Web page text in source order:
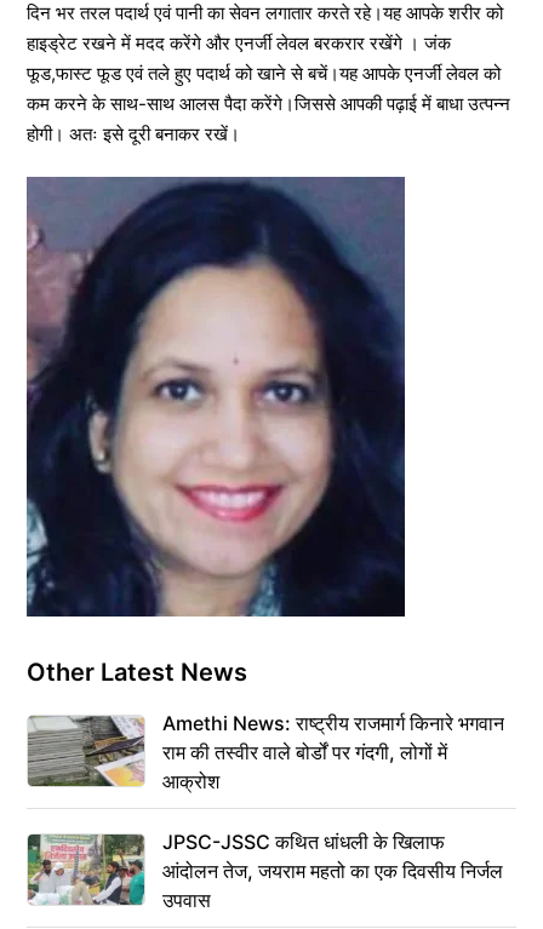
दिन भर तरल पदार्थ एवं पानी का सेवन लगातार करते रहे।यह आपके शरीर को
हाइड्रेट रखने में मदद करेंगे और एनर्जी लेवल बरकरार रखेंगे । जंक
फूड,फास्ट फूड एवं तले हुए पदार्थ को खाने से बचें।यह आपके एनर्जी लेवल को
कम करने के साथ-साथ आलस पैदा करेंगे।जिससे आपकी पढ़ाई में बाधा उत्पन्न
होगी। अतः इसे दूरी बनाकर रखें।
Other Latest News
Amethi News: राष्ट्रीय राजमार्ग किनारे भगवान
राम की तस्वीर वाले बोर्डों पर गंदगी, लोगों में
आक्रोश
JPSC-JSSC कथित धांधली के खिलाफ
आंदोलन तेज, जयराम महतो का एक दिवसीय निर्जल
उपवास